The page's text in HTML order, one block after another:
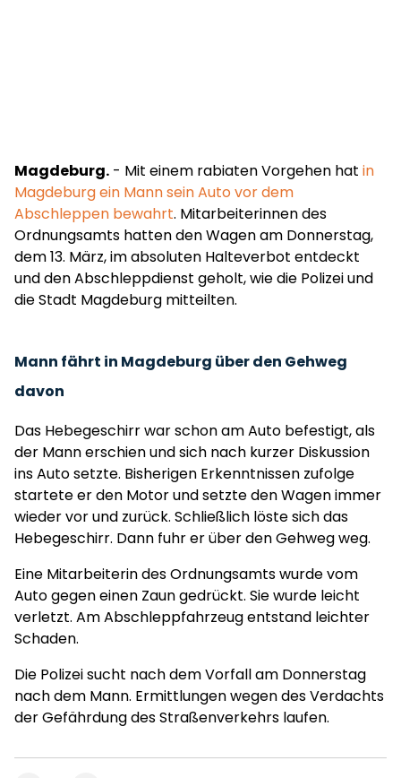
Magdeburg. - Mit einem rabiaten Vorgehen hat in
Magdeburg ein Mann sein Auto vor dem
Abschleppen bewahrt. Mitarbeiterinnen des
Ordnungsamts hatten den Wagen am Donnerstag,
dem 13. März, im absoluten Halteverbot entdeckt
und den Abschleppdienst geholt, wie die Polizei und
die Stadt Magdeburg mitteilten.
Mann fährt in Magdeburg über den Gehweg
davon
Das Hebegeschirr war schon am Auto befestigt, als
der Mann erschien und sich nach kurzer Diskussion
ins Auto setzte. Bisherigen Erkenntnissen zufolge
startete er den Motor und setzte den Wagen immer
wieder vor und zurück. Schließlich löste sich das
Hebegeschirr. Dann fuhr er über den Gehweg weg.
Eine Mitarbeiterin des Ordnungsamts wurde vom
Auto gegen einen Zaun gedrückt. Sie wurde leicht
verletzt. Am Abschleppfahrzeug entstand leichter
Schaden.
Die Polizei sucht nach dem Vorfall am Donnerstag
nach dem Mann. Ermittlungen wegen des Verdachts
der Gefährdung des Straßenverkehrs laufen.